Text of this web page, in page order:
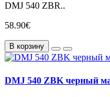
DMJ 540 ZBR..
58.90€
В корзину
DMJ 540 ZBK черный